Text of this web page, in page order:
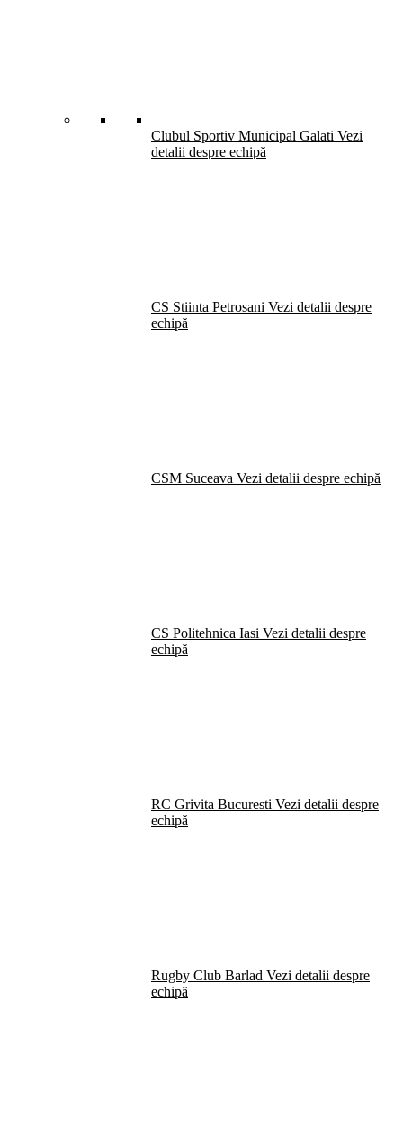
Clubul Sportiv Municipal Galati Vezi
detalii despre echipă
CS Stiinta Petrosani Vezi detalii despre
echipă
CSM Suceava Vezi detalii despre echipă
CS Politehnica Iasi Vezi detalii despre
echipă
RC Grivita Bucuresti Vezi detalii despre
echipă
Rugby Club Barlad Vezi detalii despre
echipă